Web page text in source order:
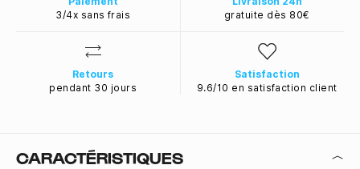
3/4x sans frais
gratuite dès 80€
Retours
pendant 30 jours
Satisfaction
9.6/10 en satisfaction client
CARACTÉRISTIQUES